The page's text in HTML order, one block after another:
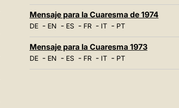
Mensaje para la Cuaresma de 1974
DE- EN - ES- FR- IT- PT
Mensaje para la Cuaresma 1973
DE- EN - ES- FR- IT- PT